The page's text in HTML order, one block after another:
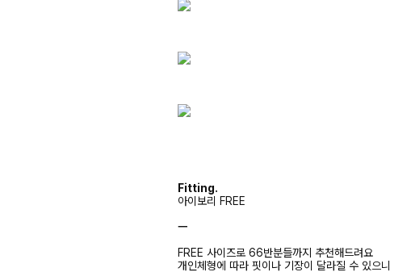
Fitting.
아이보리 FREE
ㅡ
FREE 사이즈로 66반분들까지 추천해드려요
개인체형에 따라 핏이나 기장이 달라질 수 있으니